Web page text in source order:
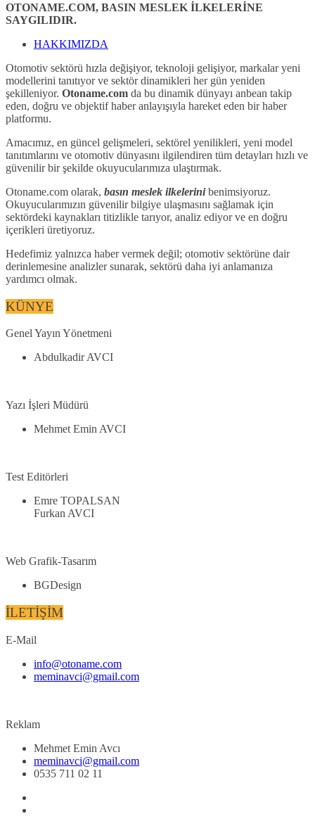
OTONAME.COM, BASIN MESLEK İLKELERİNE
SAYGILIDIR.
HAKKIMIZDA
Otomotiv sektörü hızla değişiyor, teknoloji gelişiyor, markalar yeni
modellerini tanıtıyor ve sektör dinamikleri her gün yeniden
şekilleniyor. Otoname.com da bu dinamik dünyayı anbean takip
eden, doğru ve objektif haber anlayışıyla hareket eden bir haber
platformu.
Amacımız, en güncel gelişmeleri, sektörel yenilikleri, yeni model
tanıtımlarını ve otomotiv dünyasını ilgilendiren tüm detayları hızlı ve
güvenilir bir şekilde okuyucularımıza ulaştırmak.
Otoname.com olarak, basın meslek ilkelerinibenimsiyoruz.
Okuyucularımızın güvenilir bilgiye ulaşmasını sağlamak için
sektördeki kaynakları titizlikle tarıyor, analiz ediyor ve en doğru
içerikleri üretiyoruz.
Hedefimiz yalnızca haber vermek değil; otomotiv sektörüne dair
derinlemesine analizler sunarak, sektörü daha iyi anlamanıza
yardımcı olmak.
KÜNYE
Genel Yayın Yönetmeni
Abdulkadir AVCI
Yazı İşleri Müdürü
Mehmet Emin AVCI
Test Editörleri
Emre TOPALSAN
Furkan AVCI
Web Grafik-Tasarım
BGDesign
İLETİŞİM
E-Mail
info@otoname.com
meminavci@gmail.com
Reklam
Mehmet Emin Avcı
meminavci@gmail.com
0535 711 02 11